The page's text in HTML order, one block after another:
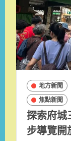
地方新聞
焦點新聞
探索府
步導覽開